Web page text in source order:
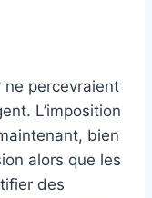
ne percevraient
L’imposition
bien
alors que les
des